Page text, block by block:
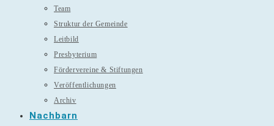
Team
Struktur der Gemeinde
Leitbild
Presbyterium
Fördervereine & Stiftungen
Veröffentlichungen
Archiv
Nachbarn